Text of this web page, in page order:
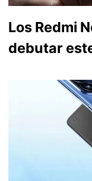
Los Redmi
debutar